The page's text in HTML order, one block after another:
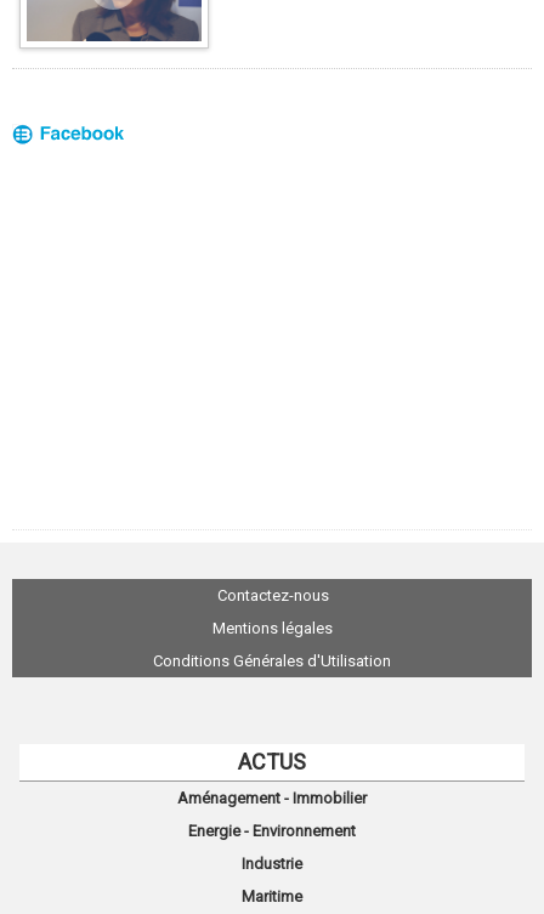
Contactez-nous
Mentions légales
Conditions Générales d'Utilisation
ACTUS
Aménagement - Immobilier
Energie - Environnement
Industrie
Maritime